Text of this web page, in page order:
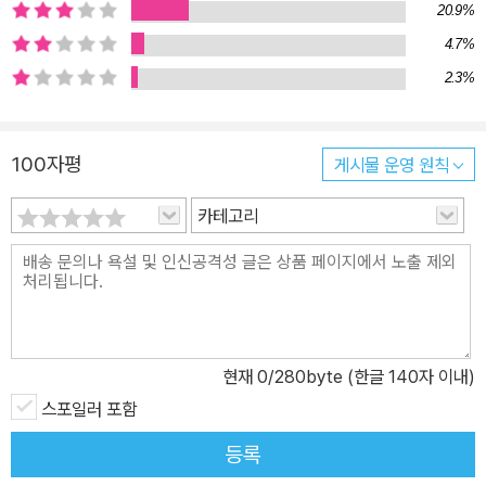
내려 자살한다. 소외된 개인이 겪는 자기 존재의 상실감과 그것을 극
복하려고 자기가 만들어 낸 환상에 의존하는 헛된 노력이 우스우면서
도 슬픈 블랙코미디다. 숨어 있는 본질적인 억압을 드러낸 실존주의
심각한 회의를 불러일으켰다. 많은 지식인들의 눈에 비친 당대의 현
실은 상식과 논리와는 거리가 먼, 광기와 허위가 지배하는 세계였다.
이러한 세계관은 실존주의라는 이름으로 체계화되어 인간의 삶에 대
한 근본적인 문제를 제기하며 철학과 문학, 예술 분야에 많은 영향을
미쳤다. 연극 분야에서는 전통적인 극예술 이론에서 나온 고전ㅇ주
되었다. 이오네스코의 반연극은 현실의 부조리함을 직설적으로 담으
면서도 그 대상을 특정한 제도나 사회 체제에서 인간의 욕망과 무의
식의 영역으로 확대해 갔다. “나에게 있어 연극은 내면세계를 무대 위
에 투영하는 것이다.”라는 그의ㅈ 말처럼, 이오네스코는 눈에 보이는
20.9%
4.7%
2.3%
100자평 게시물 운영 원칙
카테고리
현재 0/280byte (한글 140자 이내)
스포일러 포함
등록